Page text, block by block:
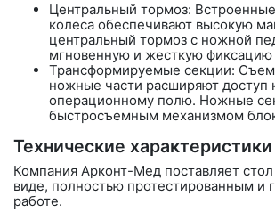
Центральный тормоз:
колеса обеспечивают высокую
центральный тормоз с ножной
мгновенную и жесткую фиксацию
Трансформируемые секции:
ножные части расширяют доступ
операционному полю. Ножные
быстросъемным механизмом
Технические характеристики
Компания Арконт-Мед поставляет
виде, полностью протестированным и
работе.